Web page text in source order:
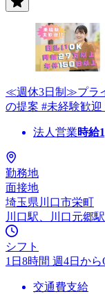
≪週休3日制≫プラ
の提案 #未経験歓
法人営業時給
勤務地
面接地
埼玉県川口市栄町
川口駅、川口元郷駅
シフト
1日8時間 週4日から
交通費支給